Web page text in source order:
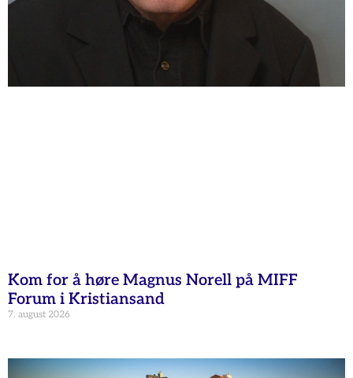
Kom for å høre Magnus Norell på MIFF
Forum i Kristiansand
7. august 2026